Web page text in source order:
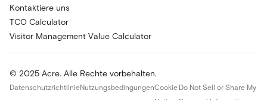
Kontaktiere uns
TCO Calculator
Visitor Management Value Calculator
© 2025 Acre. Alle Rechte vorbehalten.
DatenschutzrichtlinieNutzungsbedingungenCookie Do Not Sell or Share My